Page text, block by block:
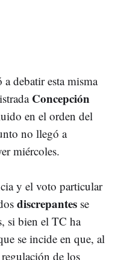
debatir esta misma
Concepción
en el orden del
no llegó a
miércoles.
y el voto particular
discrepantes se
si bien el TC ha
se incide en que, al
de los